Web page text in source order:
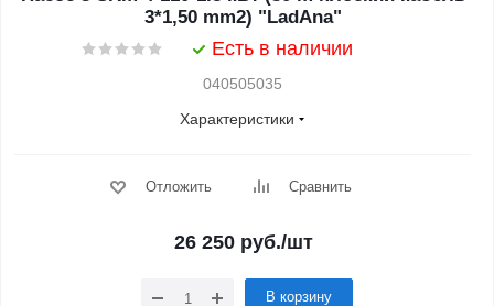
3*1,50 mm2) "LadAna"
Есть в наличии
040505035
Характеристики
Отложить Сравнить
26 250руб./шт
В корзину